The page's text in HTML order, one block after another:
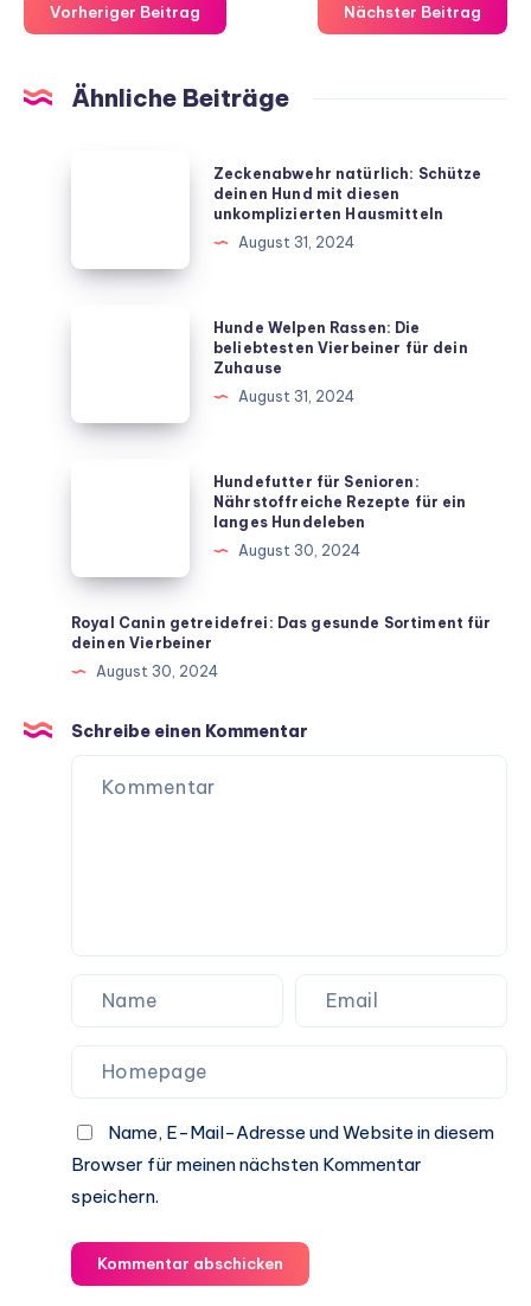
Vorheriger Beitrag Nächster Beitrag
Ähnliche Beiträge
Hund
Zeckenabwehr natürlich: Schütze
deinen Hund mit diesen
unkomplizierten Hausmitteln
August 31, 2024
beliebtesten
Hunde Welpen Rassen: Die
beliebtesten Vierbeiner für dein
Zuhause
August 31, 2024
Rezepte
für
ein
langes
Hundefutter für Senioren:
Nährstoffreiche Rezepte für ein
langes Hundeleben
August 30, 2024
Royal Canin getreidefrei: Das gesunde Sortiment für
deinen Vierbeiner
August 30, 2024
Schreibe einen Kommentar
Name, E-Mail-Adresse und Website in diesem
Browser für meinen nächsten Kommentar
speichern.
Kommentar abschicken